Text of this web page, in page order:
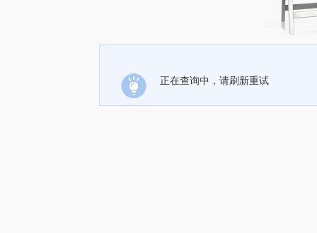
正在查询中，请刷新重试